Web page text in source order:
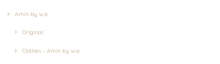
Amin by w.a
Original
Clothes - Amin by w.a